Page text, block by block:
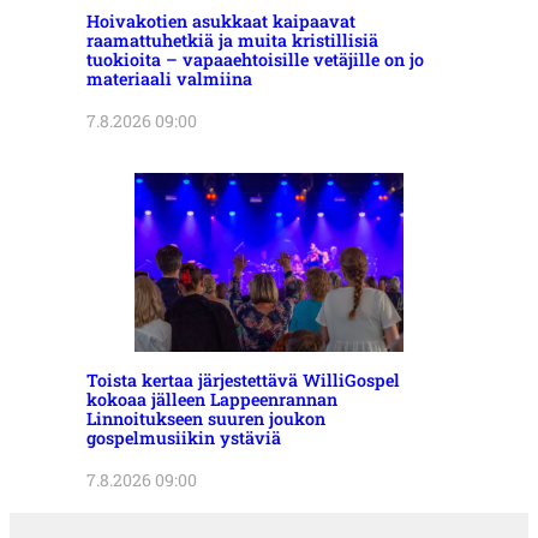
Hoivakotien asukkaat kaipaavat
raamattuhetkiä ja muita kristillisiä
tuokioita – vapaaehtoisille vetäjille on jo
materiaali valmiina
7.8.2026 09:00
Toista kertaa järjestettävä WilliGospel
kokoaa jälleen Lappeenrannan
Linnoitukseen suuren joukon
gospelmusiikin ystäviä
7.8.2026 09:00